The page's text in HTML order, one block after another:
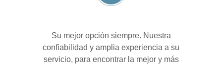
Su mejor opción siempre. Nuestra
confiabilidad y amplia experiencia a su
servicio, para encontrar la mejor y más